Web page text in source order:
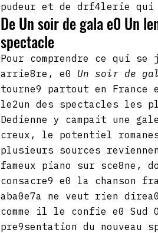
pudeur et de drf4lerie qui
De Un soir de gala e0 Un
spectacle
Pour comprendre ce qui
arrie8re, e0 Un soir de
tourne9 partout en France
le2un des spectacles les
Dedienne y campait une
creux, le potentiel
plusieurs sources
fameux piano sur
consacre9 e0 la chanson
aba0e7a ne veut rien
comme il le confie e0
pre9sentation du nouveau